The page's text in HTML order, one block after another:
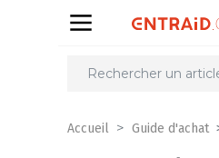
Partager
Accueil Guide d'achat